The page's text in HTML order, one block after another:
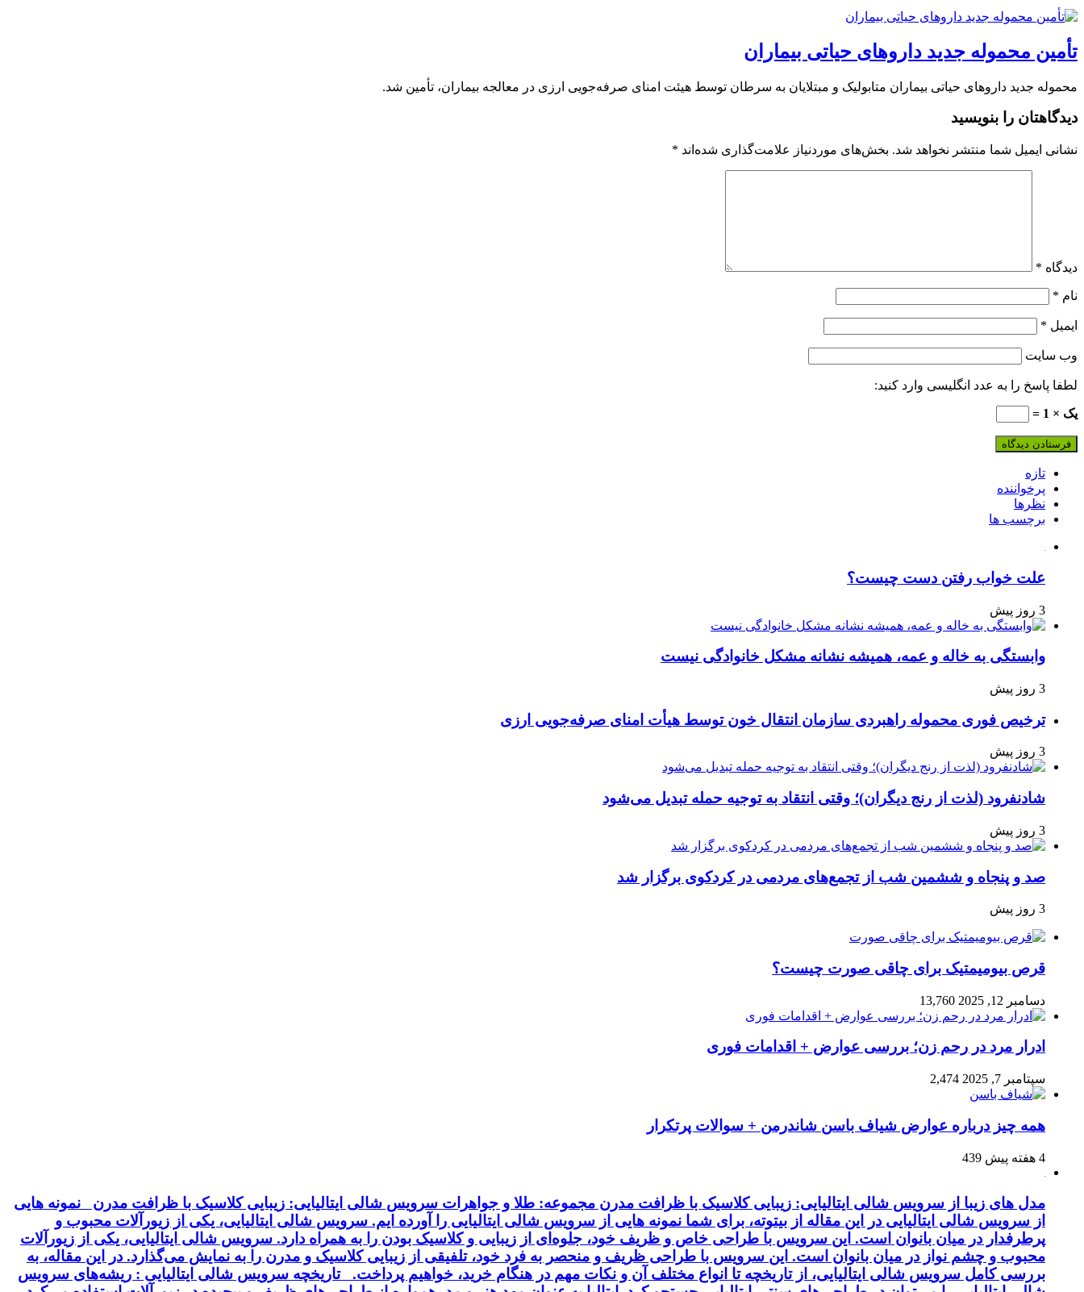
تأمین محموله جدید داروهای حیاتی بیماران
محموله جدید داروهای حیاتی بیماران متابولیک و مبتلایان به سرطان توسط هیئت امنای صرفه‌جویی ارزی در معالجه بیماران، تأمین شد.
دیدگاهتان را بنویسید
نشانی ایمیل شما منتشر نخواهد شد. بخش‌های موردنیاز علامت‌گذاری شده‌اند *
دیدگاه *
نام *
ایمیل *
وب‌ سایت
لطفا پاسخ را به عدد انگلیسی وارد کنید:
یک × 1 =
تازه
پرخواننده
نظرها
برچسب ها
علت خواب رفتن دست چیست؟
3 روز پیش
وابستگی به خاله و عمه، همیشه نشانه مشکل خانوادگی نیست
3 روز پیش
ترخیص فوری محموله راهبردی سازمان انتقال خون توسط هیأت امنای صرفه‌جویی ارزی
3 روز پیش
شادنفرود (لذت از رنج دیگران)؛ وقتی انتقاد به توجیه حمله تبدیل می‌شود
3 روز پیش
صد و پنجاه‌ و ششمین شب از تجمع‌های مردمی در کردکوی برگزار شد
3 روز پیش
قرص بیومیمتیک برای چاقی صورت چیست؟
دسامبر 12, 2025 13,760
ادرار مرد در رحم زن؛ بررسی عوارض + اقدامات فوری
سپتامبر 7, 2025 2,474
همه چیز درباره عوارض شیاف باسن شاندرمن + سوالات پرتکرار
4 هفته پیش 439
مدل های زیبا از سرویس شالی ایتالیایی: زیبایی کلاسیک با ظرافت مدرن مجموعه: طلا و جواهرات سرویس شالی ایتالیایی: زیبایی کلاسیک با ظرافت مدرن نمونه هایی
از سرویس شالی ایتالیایی در این مقاله از بیتوته، برای شما نمونه هایی از سرویس شالی ایتالیایی را آورده ایم. سرویس شالی ایتالیایی، یکی از زیورآلات محبوب و
پرطرفدار در میان بانوان است. این سرویس با طراحی خاص و ظریف خود، جلوه‌ای از زیبایی و کلاسیک بودن را به همراه دارد. سرویس شالی ایتالیایی، یکی از زیورآلات
محبوب و چشم نواز در میان بانوان است. این سرویس با طراحی ظریف و منحصر به فرد خود، تلفیقی از زیبایی کلاسیک و مدرن را به نمایش می‌گذارد. در این مقاله، به
بررسی کامل سرویس شالی ایتالیایی، از تاریخچه تا انواع مختلف آن و نکات مهم در هنگام خرید، خواهیم پرداخت. تاریخچه سرویس شالی ایتالیایی : ریشه‌های سرویس